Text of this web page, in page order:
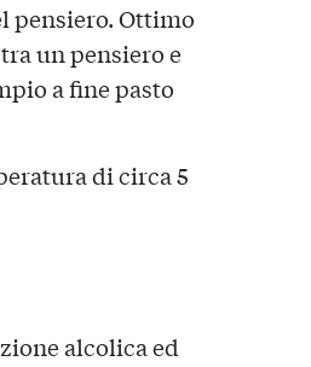
pensiero. Ottimo
un pensiero e
a fine pasto
di circa 5
alcolica ed